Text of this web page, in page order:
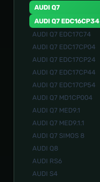
AUDI Q7
AUDI Q7 EDC16CP34
AUDI Q7 EDC17C74
AUDI Q7 EDC17CP04
AUDI Q7 EDC17CP24
AUDI Q7 EDC17CP44
AUDI Q7 EDC17CP54
AUDI Q7 MD1CP004
AUDI Q7 MED9.1
AUDI Q7 MED9.1.1
AUDI Q7 SIMOS 8
AUDI Q8
AUDI RS6
AUDI S4